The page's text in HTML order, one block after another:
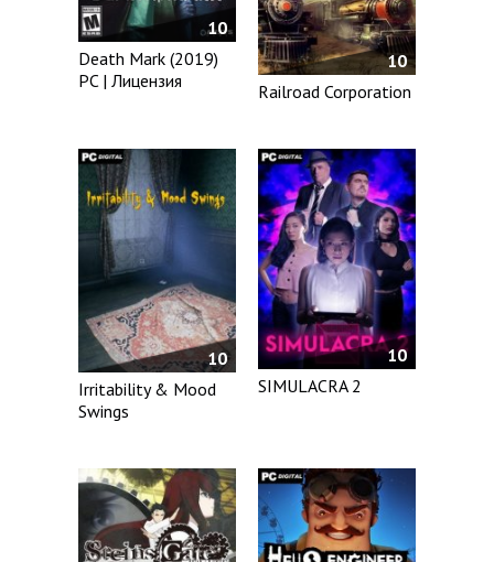
10
Death Mark (2019)
PC | Лицензия
10
Railroad Corporation
10
Irritability & Mood
Swings
10
SIMULACRA 2